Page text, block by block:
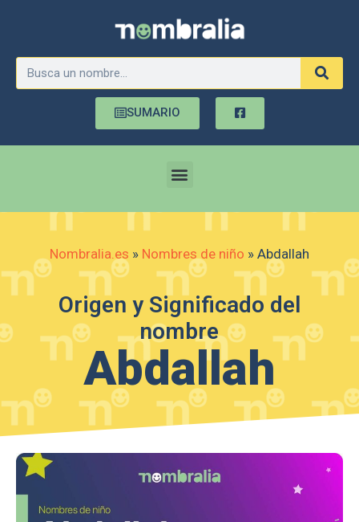
SUMARIO
Nombralia.es » Nombres de niño » Abdallah
Origen y Significado del
nombre
Abdallah